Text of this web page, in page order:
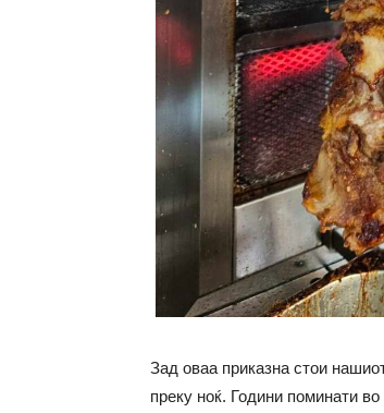
Зад оваа приказна стои
преку ноќ. Години поминати